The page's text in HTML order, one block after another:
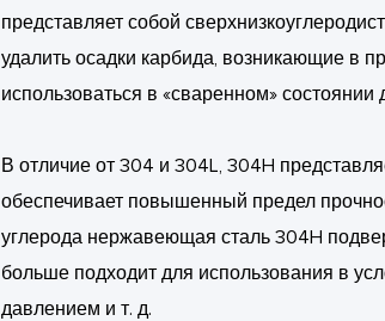
представляет собой
удалить осадки карбида, возникающие в
использоваться в «сваренном»
В отличие от 304 и 304L, 304H
обеспечивает повышенный предел
углерода нержавеющая сталь 304H
больше подходит для использования в
давлением и т. д.